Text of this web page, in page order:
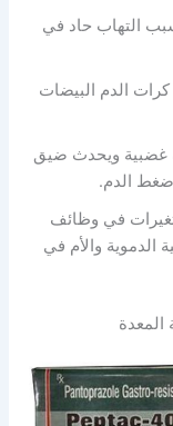
التهاب حاد في
الدم البيضات
غضبية ويحدث ضيق
الدم.
في وظائف
الدموية والأم في
المعدة